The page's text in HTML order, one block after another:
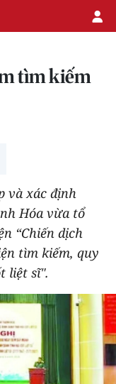
tìm kiếm
và xác định
Hóa vừa tổ
“Chiến dịch
tìm kiếm, quy
liệt sĩ".